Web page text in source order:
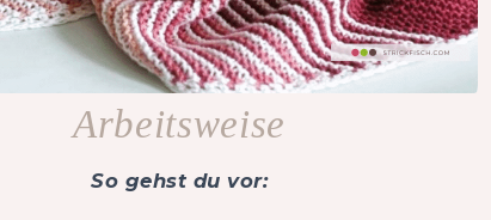
Arbeitsweise
So gehst du vor: